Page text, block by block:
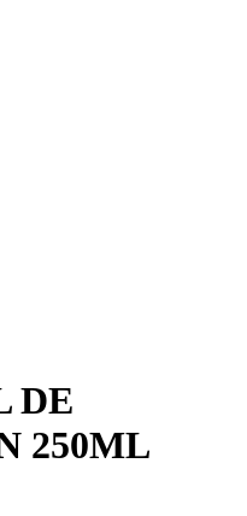
DE
250ML